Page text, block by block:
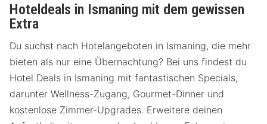
Hoteldeals in Ismaning mit dem gewissen
Extra
Du suchst nach Hotelangeboten in Ismaning, die mehr
bieten als nur eine Übernachtung? Bei uns findest du
Hotel Deals in Ismaning mit fantastischen Specials,
darunter Wellness-Zugang, Gourmet-Dinner und
kostenlose Zimmer-Upgrades. Erweitere deinen